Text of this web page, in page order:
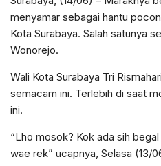
menyamar sebagai hantu
Kota Surabaya. Salah satunya
Wonorejo.
Wali Kota Surabaya Tri
semacam ini. Terlebih di saat
ini.
“Lho mosok? Kok ada sih
wae rek” ucapnya, Selasa (13/